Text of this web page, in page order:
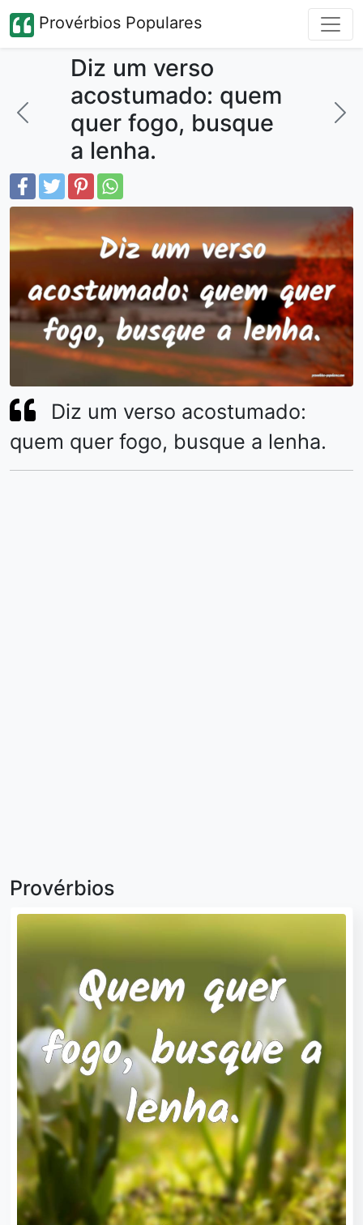
Provérbios Populares
Diz um verso
acostumado: quem
quer fogo, busque
a lenha.
Diz um verso acostumado:
quem quer fogo, busque a lenha.
Provérbios